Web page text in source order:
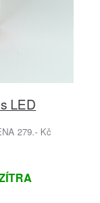
LED
279.- Kč